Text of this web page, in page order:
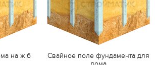
на ж.б
Свайное поле фундамента для